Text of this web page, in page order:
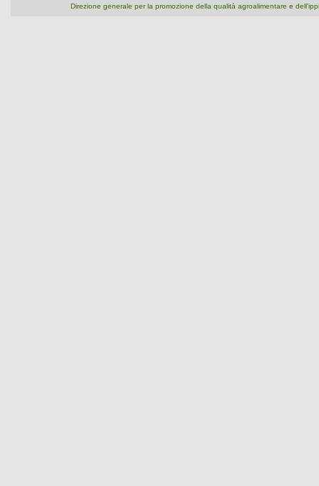
Direzione generale per la promozione della qualità agroalimentare e